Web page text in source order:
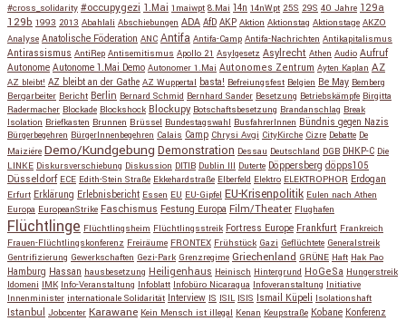
#cross_solidarity #occupygezi 1.Mai 1maiwpt 8.Mai 14n 14nWpt 25S 29S 40 Jahre 129a
129b 1993 2013 Abahlali Abschiebungen ADA AfD AKP Aktion Aktionstag Aktionstage AKZO
Analyse Anatolische Föderation ANC Antifa Antifa-Camp Antifa-Nachrichten Antikapitalismus
Antirassismus AntiRep Antisemitismus Apollo 21 Asylgesetz Asylrecht Athen Audio Aufruf
Autonome Autonome 1.Mai Demo Autonomer 1.Mai Autonomes Zentrum Ayten Kaplan AZ
AZ bleibt! AZ bleibt an der Gathe AZ Wuppertal basta! Befreiungsfest Belgien Be May Bemberg
Bergarbeiter Bericht Berlin Bernard Schmid Bernhard Sander Besetzung Betriebskämpfe Birgitta
Radermacher Blockade Blockshock Blockupy Botschaftsbesetzung Brandanschlag Break
Isolation Briefkasten Brunnen Brüssel Bundestagswahl BusfahrerInnen Bündnis gegen Nazis
Bürgerbegehren BürgerInnenbegehren Calais Camp Chrysi Avgi CityKirche Cizre Debatte De
Maiziére Demo/Kundgebung Demonstration Dessau Deutschland DGB DHKP-C Die
LINKE Diskursverschiebung Diskussion DITIB Dublin III Duterte Döppersberg döpps105
Düsseldorf ECE Edith-Stein Straße Ekkehardstraße Elberfeld Elektro ELEKTROPHOR Erdogan
Erfurt Erklärung Erlebnisbericht Essen EU EU-Gipfel EU-Krisenpolitik Eulen nach Athen
Europa EuropeanStrike Faschismus Festung Europa Film/Theater Flughafen
Flüchtlinge Flüchtlingsheim Flüchtlingsstreik Fortress Europe Frankfurt Frankreich
Frauen-Flüchtlingskonferenz Freiräume FRONTEX Frühstück Gazi Geflüchtete Generalstreik
Gentrifizierung Gewerkschaften Gezi-Park Grenzregime Griechenland GRÜNE Haft Hak Pao
Hamburg Hassan hausbesetzung Heiligenhaus Heinisch Hintergrund HoGeSa Hungerstreik
Idomeni IMK Info-Veranstaltung Infoblatt Infobüro Nicaragua Infoveranstaltung Initiative
Innenminister internationale Solidarität Interview IS ISIL ISIS Ismail Küpeli Isolationshaft
Istanbul Jobcenter Karawane Kein Mensch ist illegal Kenan Keupstraße Kobane Konferenz